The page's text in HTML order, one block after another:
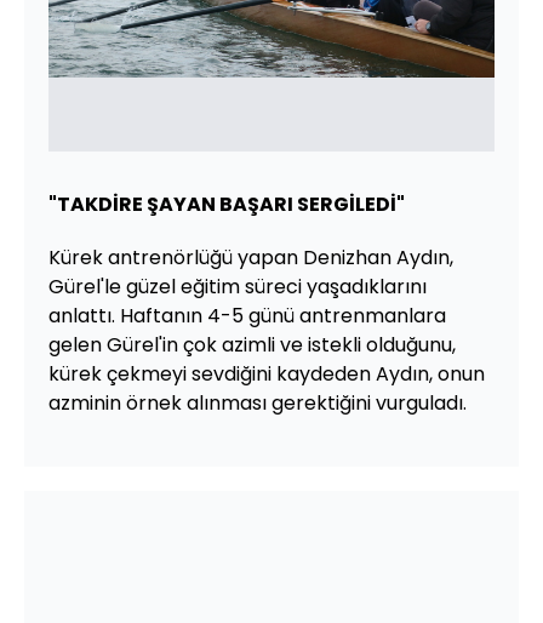
"TAKDİRE ŞAYAN BAŞARI SERGİLEDİ"
Kürek antrenörlüğü yapan Denizhan Aydın,
Gürel'le güzel eğitim süreci yaşadıklarını
anlattı. Haftanın 4-5 günü antrenmanlara
gelen Gürel'in çok azimli ve istekli olduğunu,
kürek çekmeyi sevdiğini kaydeden Aydın, onun
azminin örnek alınması gerektiğini vurguladı.